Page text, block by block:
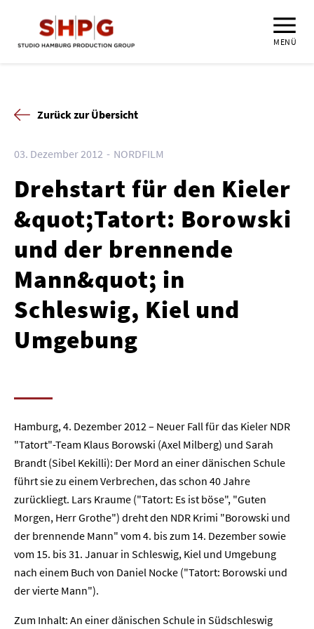
MENÜ
Zurück zur Übersicht
03. Dezember 2012 NORDFILM
Drehstart für den Kieler
&quot;Tatort: Borowski
und der brennende
Mann&quot; in
Schleswig, Kiel und
Umgebung
Hamburg, 4. Dezember 2012 – Neuer Fall für das Kieler NDR
"Tatort"-Team Klaus Borowski (Axel Milberg) und Sarah
Brandt (Sibel Kekilli): Der Mord an einer dänischen Schule
führt sie zu einem Verbrechen, das schon 40 Jahre
zurückliegt. Lars Kraume ("Tatort: Es ist böse", "Guten
Morgen, Herr Grothe") dreht den NDR Krimi "Borowski und
der brennende Mann" vom 4. bis zum 14. Dezember sowie
vom 15. bis 31. Januar in Schleswig, Kiel und Umgebung
nach einem Buch von Daniel Nocke ("Tatort: Borowski und
der vierte Mann").
Zum Inhalt: An einer dänischen Schule in Südschleswig